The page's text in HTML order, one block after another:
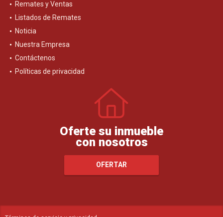
Remates y Ventas
Listados de Remates
Noticia
Nuestra Empresa
Contáctenos
Políticas de privacidad
Oferte su inmueble
con nosotros
OFERTAR